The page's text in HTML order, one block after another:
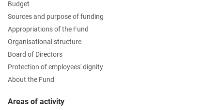
Budget
Sources and purpose of funding
Appropriations of the Fund
Organisational structure
Board of Directors
Protection of employees' dignity
About the Fund
Areas of activity